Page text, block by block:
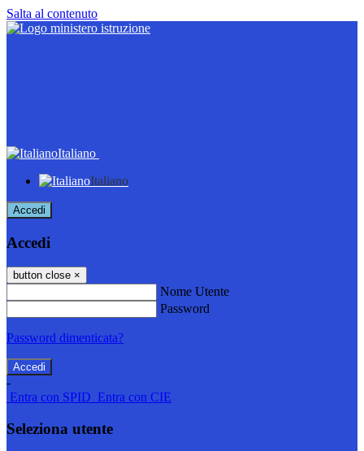
Salta al contenuto
Italiano
Italiano
Accedi
Accedi
button close ×
Nome Utente
Password
Password dimenticata?
-
Entra con SPID Entra con CIE
Seleziona utente